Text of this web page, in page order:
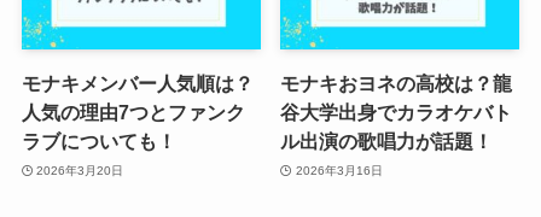
モナキメンバー人気順は？
人気の理由7つとファンク
ラブについても！
2026年3月20日
モナキおヨネの高校は？龍
谷大学出身でカラオケバト
ル出演の歌唱力が話題！
2026年3月16日